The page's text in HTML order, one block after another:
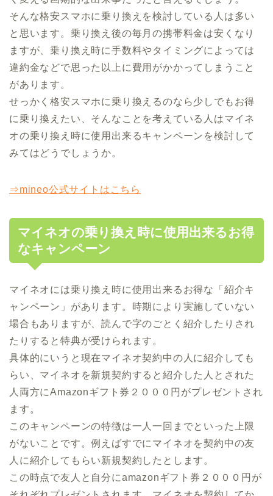
そんな格安スマホに乗り換えを検討している人は多い
と思います。乗り換え後の毎月の携帯料金は安くなり
ますが、乗り換え時に手数料やタイミングによっては
違約金などで思った以上に費用がかかってしまうこと
があります。
せっかく格安スマホに乗り換えるのなら少しでもお得
に乗り換えたい、そんなことを考えている人はマイネ
オの乗り換え時に使用出来るキャンペーンを検討して
みてはどうでしょうか。
⇒mineo公式サイトはこちら
マイネオの乗り換え時に使用出来るお得
なキャンペーン
マイネオには乗り換え時に使用出来るお得な「紹介キ
ャンペーン」があります。時期により実施していない
場合もありますが、読んで字のごとく紹介したりされ
たりすると特典が受けられます。
具体的にいうと現在マイネオ契約中の人に紹介しても
らい、マイネオを新規契約すると紹介した人とされた
人両方にAmazonギフト券２０００円がプレゼントされ
ます。
このキャンペーンの特徴は一人一回までといった上限
がないことです。例えばすでにマイネオを契約中の友
人に紹介してもらい新規契約したとします。
この時点で友人と自分にamazonギフト券２０００円が